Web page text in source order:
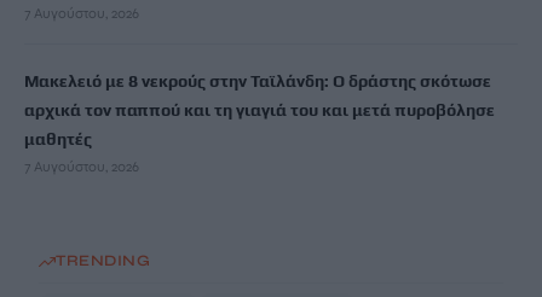
7 Αυγούστου, 2026
Μακελειό με 8 νεκρούς στην Ταϊλάνδη: Ο δράστης σκότωσε
αρχικά τον παππού και τη γιαγιά του και μετά πυροβόλησε
μαθητές
7 Αυγούστου, 2026
TRENDING